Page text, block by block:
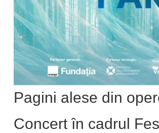
Pagini alese din
Concert în cadrul